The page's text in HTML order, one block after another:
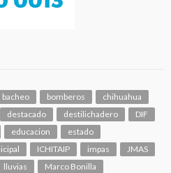
bacheo bomberos
chihuahua
destacado destilichadero
DIF
educacion
estado
ICHITAIP impas
JMAS
lluvias
Marco Bonilla